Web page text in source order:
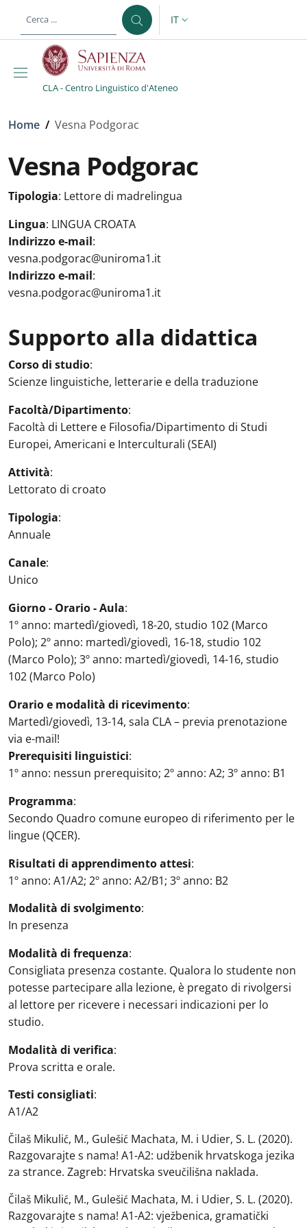
al contenuto principale
SELETTORE LINGUA:
IT
CLA - Centro Linguistico d'Ateneo
Briciole di pane
Home / Vesna Podgorac
Vesna Podgorac
Tipologia: Lettore di madrelingua
Lingua: LINGUA CROATA
Indirizzo e-mail:
vesna.podgorac@uniroma1.it
Indirizzo e-mail:
vesna.podgorac@uniroma1.it
Supporto alla didattica
Attività in aula:
Corso di studio:
Scienze linguistiche, letterarie e della traduzione
Facoltà/Dipartimento:
Facoltà di Lettere e Filosofia/Dipartimento di Studi
Europei, Americani e Interculturali (SEAI)
Attività:
Lettorato di croato
Tipologia:
Annuale
Canale:
Unico
Giorno - Orario - Aula:
1º anno: martedì/giovedì, 18-20, studio 102 (Marco
Polo); 2º anno: martedì/giovedì, 16-18, studio 102
(Marco Polo); 3º anno: martedì/giovedì, 14-16, studio
102 (Marco Polo)
Orario e modalità di ricevimento:
Martedì/giovedì, 13-14, sala CLA – previa prenotazione
via e-mail!
Prerequisiti linguistici:
1º anno: nessun prerequisito; 2º anno: A2; 3º anno: B1
Programma:
Secondo Quadro comune europeo di riferimento per le
lingue (QCER).
Risultati di apprendimento attesi:
1º anno: A1/A2; 2º anno: A2/B1; 3º anno: B2
Modalità di svolgimento:
In presenza
Modalità di frequenza:
Consigliata presenza costante. Qualora lo studente non
potesse partecipare alla lezione, è pregato di rivolgersi
al lettore per ricevere i necessari indicazioni per lo
studio.
Modalità di verifica:
Prova scritta e orale.
Testi consigliati:
A1/A2
Čilaš Mikulić, M., Gulešić Machata, M. i Udier, S. L. (2020).
Razgovarajte s nama! A1-A2: udžbenik hrvatskoga jezika
za strance. Zagreb: Hrvatska sveučilišna naklada.
Čilaš Mikulić, M., Gulešić Machata, M. i Udier, S. L. (2020).
Razgovarajte s nama! A1-A2: vježbenica, gramatički